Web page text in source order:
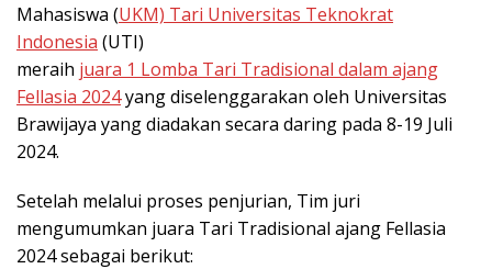
Mahasiswa (UKM) Tari Universitas Teknokrat
Indonesia (UTI)
meraih juara 1 Lomba Tari Tradisional dalam ajang
Fellasia 2024yang diselenggarakan oleh Universitas
Brawijaya yang diadakan secara daring pada 8-19 Juli
2024.
Setelah melalui proses penjurian, Tim juri
mengumumkan juara Tari Tradisional ajang Fellasia
2024 sebagai berikut: